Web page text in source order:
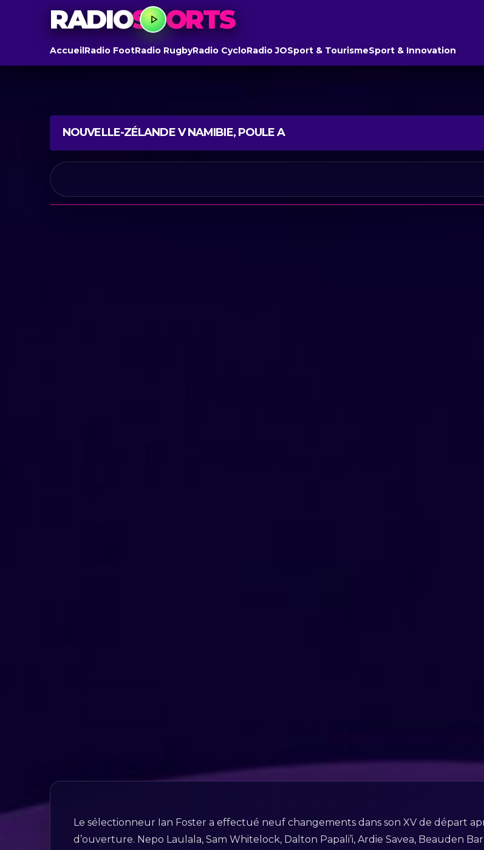
RADIOSPORTS
AccueilRadio FootRadio RugbyRadio CycloRadio JOSport & TourismeSport & Innovation
NOUVELLE-ZÉLANDE V NAMIBIE, POULE A
Le sélectionneur Ian Foster a effectué neuf changements dans son XV de départ
d’ouverture. Nepo Laulala, Sam Whitelock, Dalton Papali’i, Ardie Savea, Beauden